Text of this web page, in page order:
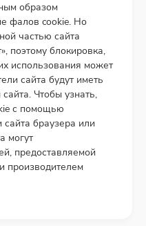
образом
фалов cookie. Но
частью сайта
поэтому блокировка,
использования может
сайта будут иметь
Чтобы узнать,
с помощью
браузера или
могут
предоставляемой
производителем